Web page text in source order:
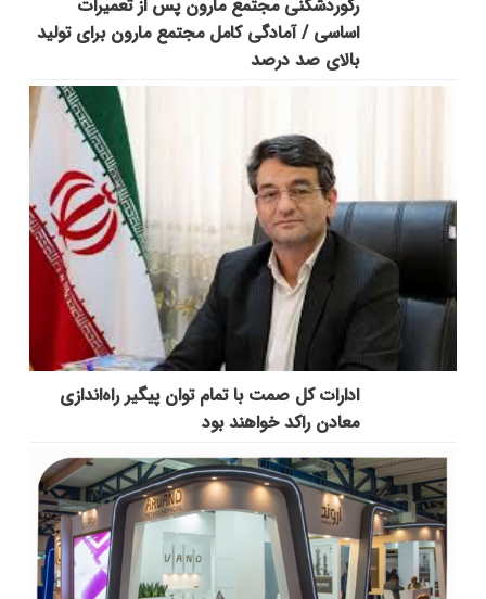
رکوردشکنی مجتمع مارون پس از تعمیرات
اساسی / آمادگی کامل مجتمع مارون برای تولید
بالای صد درصد
ادارات کل صمت با تمام توان پیگیر راه‌اندازی
معادن راکد خواهند بود